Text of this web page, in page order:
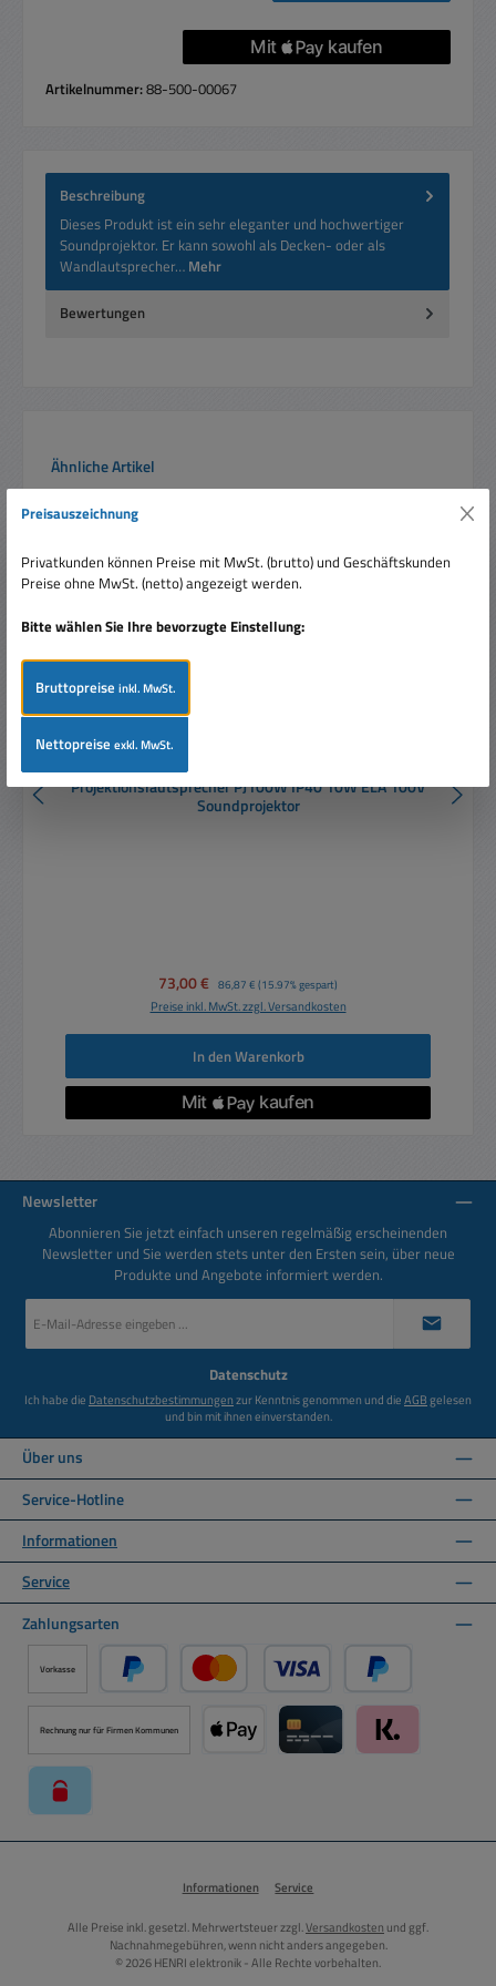
Artikelnummer:88-500-00067
Beschreibung
Dieses Produkt ist ein sehr eleganter und hochwertiger
Soundprojektor. Er kann sowohl als Decken- oder als
Wandlautsprecher… Mehr
Bewertungen
Produktgalerie überspringen
Ähnliche Artikel
%Rabatt
Projektionslautsprecher PJ100W IP40 10W ELA 100V
Soundprojektor
Verkaufspreis:
73,00 € Regulärer Preis:
86,87 € (15.97% gespart)
Preise inkl. MwSt. zzgl. Versandkosten
In den Warenkorb
Newsletter
Abonnieren Sie jetzt einfach unseren regelmäßig erscheinenden
Newsletter und Sie werden stets unter den Ersten sein, über neue
Produkte und Angebote informiert werden.
Mail-
Datenschutz
Ich habe die Datenschutzbestimmungenzur Kenntnis genommen und dieAGBgelesen
und bin mit ihnen einverstanden.
Über uns
Service-Hotline
Informationen
Service
Zahlungsarten
Vorkasse
PayPal Kredit- oder Debitkarte über PayPal
Später Bezahlen
Rechnung nur für Firmen Kommunen
Informationen Service
Alle Preise inkl. gesetzl. Mehrwertsteuer zzgl.Versandkosten und ggf.
Nachnahmegebühren, wenn nicht anders angegeben.
© 2026 HENRI elektronik - Alle Rechte vorbehalten.
Preisauszeichnung
Privatkunden können Preise mit MwSt. (brutto) und Geschäftskunden
Preise ohne MwSt. (netto) angezeigt werden.
Bitte wählen Sie Ihre bevorzugte Einstellung:
Bruttopreiseinkl. MwSt.
Nettopreiseexkl. MwSt.